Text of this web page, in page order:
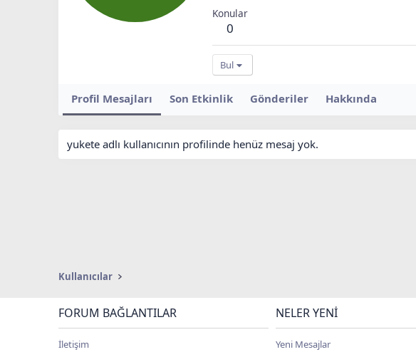
Konular
0
Bul
Profil Mesajları Son Etkinlik Gönderiler Hakkında
yukete adlı kullanıcının profilinde henüz mesaj yok.
Kullanıcılar
FORUM BAĞLANTILAR
İletişim
NELER YENI
Yeni Mesajlar